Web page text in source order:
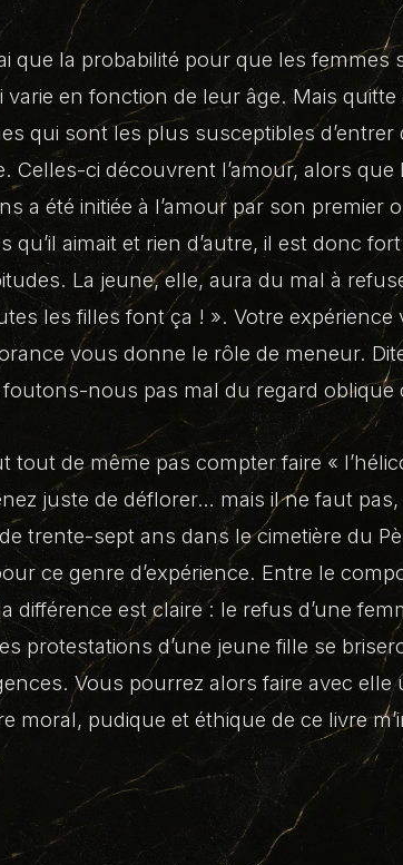
que la probabilité pour que les
varie en fonction de leur âge. Mais
qui sont les plus susceptibles d’entrer
Celles-ci découvrent l’amour, alors
a été initiée à l’amour par son premier
qu’il aimait et rien d’autre, il est donc
La jeune, elle, aura du mal à
les filles font ça ! ». Votre
vous donne le rôle de meneur.
foutons-nous pas mal du regard
tout de même pas compter faire «
juste de déflorer… mais il ne faut
trente-sept ans dans le cimetière du
ce genre d’expérience. Entre le
différence est claire : le refus d’une
protestations d’une jeune fille se
Vous pourrez alors faire avec
moral, pudique et éthique de ce livre